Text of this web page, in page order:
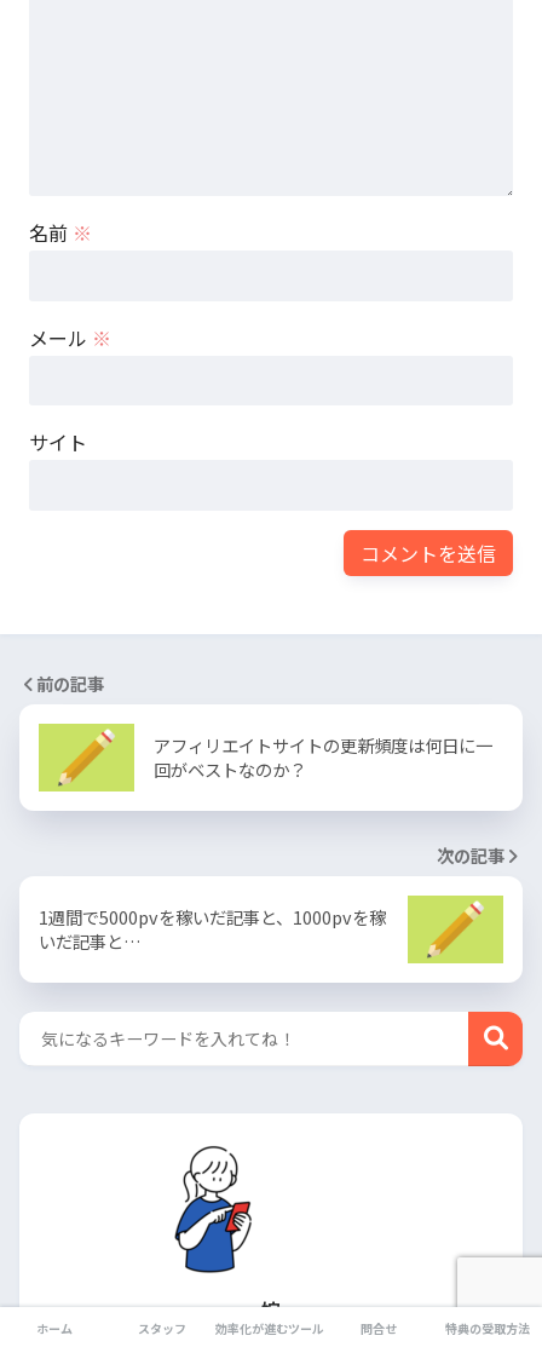
名前 ※
メール ※
サイト
前の記事
アフィリエイトサイトの更新頻度は何日に一
回がベストなのか？
次の記事
1週間で5000pvを稼いだ記事と、1000pvを稼
いだ記事と…
嫁
ホーム スタッフ 効率化が進むツール 問合せ 特典の受取方法